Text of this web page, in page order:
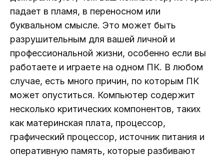
падает в пламя, в переносном или
буквальном смысле. Это может быть
разрушительным для вашей личной и
профессиональной жизни, особенно если вы
работаете и играете на одном ПК. В любом
случае, есть много причин, по которым ПК
может опуститься. Компьютер содержит
несколько критических компонентов, таких
как материнская плата, процессор,
графический процессор, источник питания и
оперативную память, которые разбивают